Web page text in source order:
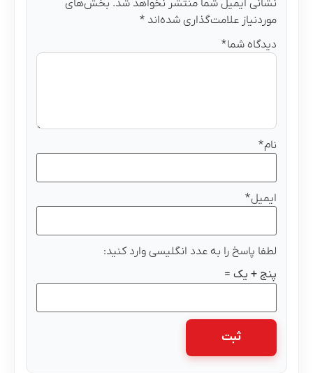
نشانی ایمیل شما منتشر نخواهد شد. بخش‌های
موردنیاز علامت‌گذاری شده‌اند *
دیدگاه شما*
لطفا پاسخ را به عدد انگلیسی وارد کنید:
پنج + یک =